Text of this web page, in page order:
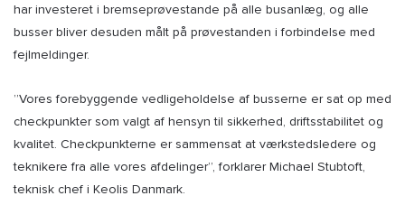
har investeret i bremseprøvestande på alle busanlæg, og alle
busser bliver desuden målt på prøvestanden i forbindelse med
fejlmeldinger.
”Vores forebyggende vedligeholdelse af busserne er sat op med
checkpunkter som valgt af hensyn til sikkerhed, driftsstabilitet og
kvalitet. Checkpunkterne er sammensat at værkstedsledere og
teknikere fra alle vores afdelinger”, forklarer Michael Stubtoft,
teknisk chef i Keolis Danmark.